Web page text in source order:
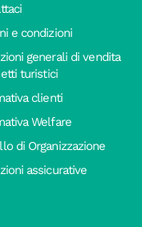
e condizioni
generali di vendita
turistici
clienti
Welfare
di Organizzazione
assicurative